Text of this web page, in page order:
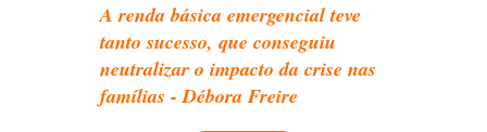
A renda básica emergencial teve
tanto sucesso, que conseguiu
neutralizar o impacto da crise nas
famílias - Débora Freire